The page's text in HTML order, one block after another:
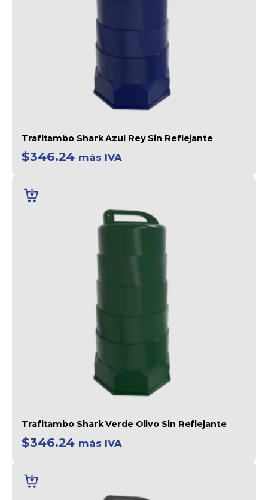
Trafitambo Shark Azul Rey Sin Reflejante
$346.24 más IVA
Trafitambo Shark Verde Olivo Sin Reflejante
$346.24 más IVA
AL
CARRITO
AÑADIR
AL
CARRITO